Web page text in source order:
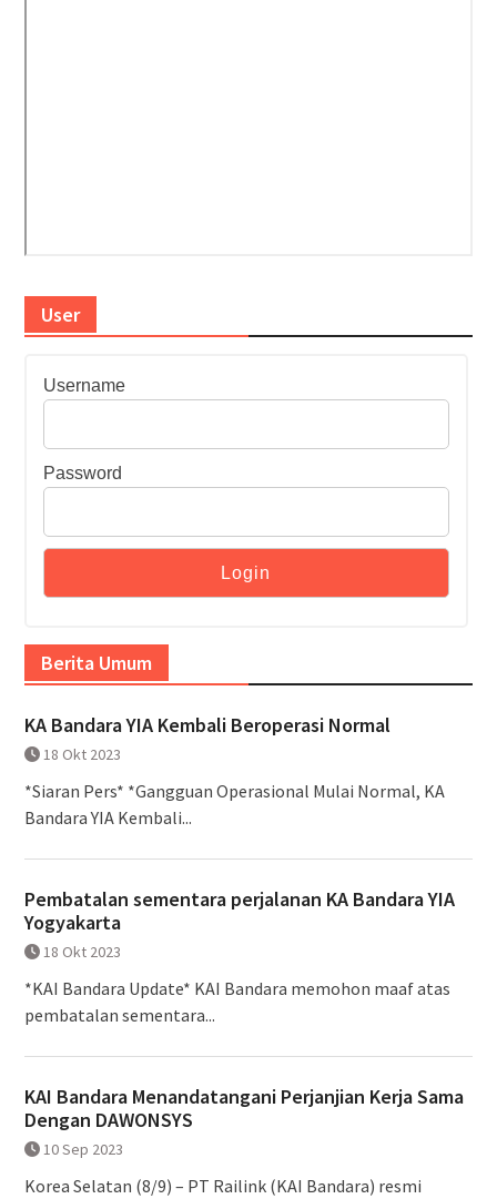
User
Username
Password
Berita Umum
KA Bandara YIA Kembali Beroperasi Normal
18 Okt 2023
*Siaran Pers* *Gangguan Operasional Mulai Normal, KA
Bandara YIA Kembali...
Pembatalan sementara perjalanan KA Bandara YIA
Yogyakarta
18 Okt 2023
*KAI Bandara Update* KAI Bandara memohon maaf atas
pembatalan sementara...
KAI Bandara Menandatangani Perjanjian Kerja Sama
Dengan DAWONSYS
10 Sep 2023
Korea Selatan (8/9) – PT Railink (KAI Bandara) resmi